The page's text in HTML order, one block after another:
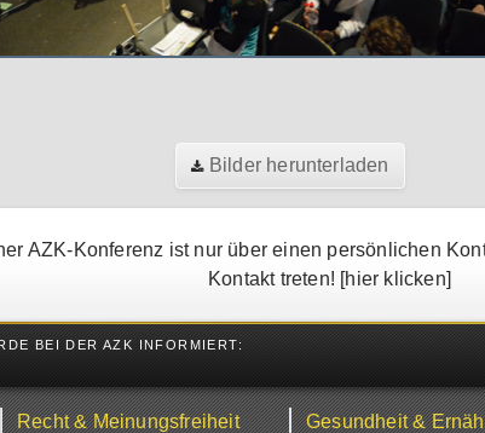
Bilder herunterladen
AZK-Konferenz ist nur über einen persönlichen
Kontakt treten! [hier klicken]
BEI DER AZK INFORMIERT:
Recht & Meinungsfreiheit Gesundheit &